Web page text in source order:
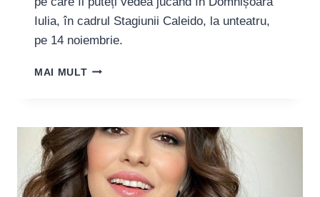
Iulia, în cadrul Stagiunii Caleido, la unteatru,
pe 14 noiembrie.
MAI MULTRICHARD
SĂ
CONVERTEASCĂ
ȘI
DIFERENȚELE
PE